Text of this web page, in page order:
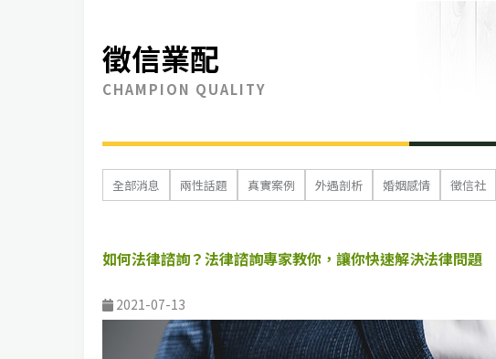
徵信業配
CHAMPION QUALITY
全部消息 兩性話題 真實案例 外遇剖析 婚姻感情 徵信社
如何法律諮詢？法律諮詢專家教你，讓你快速解決法律問題
2021-07-13